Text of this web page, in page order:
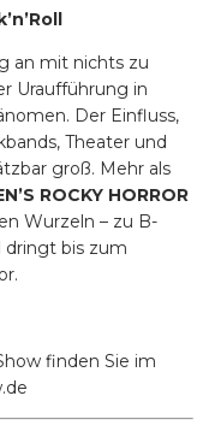
an mit nichts zu
Uraufführung in
Der Einfluss,
Theater und
groß. Mehr als
ROCKY HORROR
Wurzeln – zu B-
dringt bis zum
finden Sie im